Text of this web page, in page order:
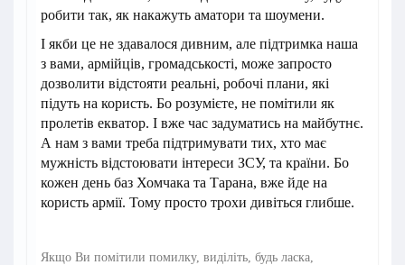
робити так, як накажуть аматори та шоумени.
І якби це не здавалося дивним, але підтримка наша
з вами, армійців, громадськості, може запросто
дозволити відстояти реальні, робочі плани, які
підуть на користь. Бо розумієте, не помітили як
пролетів екватор. І вже час задуматись на майбутнє.
А нам з вами треба підтримувати тих, хто має
мужність відстоювати інтереси ЗСУ, та країни. Бо
кожен день баз Хомчака та Тарана, вже йде на
користь армії. Тому просто трохи дивіться глибше.
Якщо Ви помітили помилку, виділіть, будь ласка,